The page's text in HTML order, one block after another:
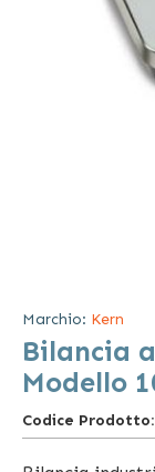
galleria
di
immagini
Marchio: Kern
Bilancia
Modello
Codice Prodotto